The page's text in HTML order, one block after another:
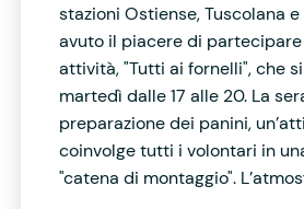
stazioni Ostiense, Tuscolana e
avuto il piacere di
attività, "Tutti ai fornelli", che
martedì dalle 17 alle 20. La
preparazione dei panini,
coinvolge tutti i volontari in
"catena di montaggio".